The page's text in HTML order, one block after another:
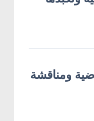
ومناقشة